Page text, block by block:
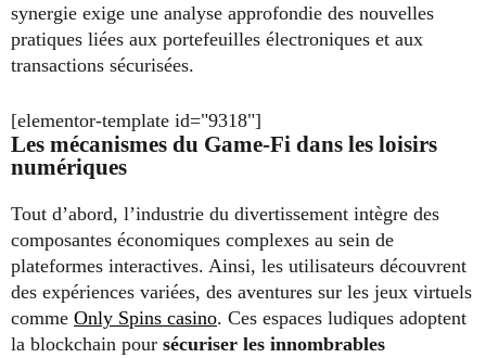
synergie exige une analyse approfondie des nouvelles
pratiques liées aux portefeuilles électroniques et aux
transactions sécurisées.
[elementor-template id="9318"]
Les mécanismes du Game-Fi dans les loisirs
numériques
Tout d’abord, l’industrie du divertissement intègre des
composantes économiques complexes au sein de
plateformes interactives. Ainsi, les utilisateurs découvrent
des expériences variées, des aventures sur les jeux virtuels
comme Only Spins casino. Ces espaces ludiques adoptent
la blockchain pour sécuriser les innombrables